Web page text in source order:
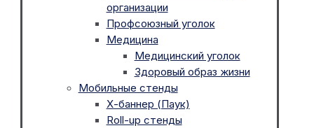
организации
Профсоюзный уголок
Медицина
Медицинский уголок
Здоровый образ жизни
Мобильные стенды
Х-баннер (Паук)
Roll-up стенды